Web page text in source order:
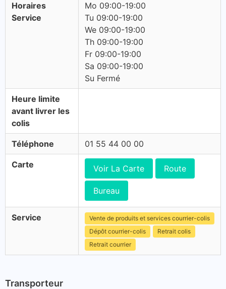
Horaires
Service
Mo 09:00-19:00
Tu 09:00-19:00
We 09:00-19:00
Th 09:00-19:00
Fr 09:00-19:00
Sa 09:00-19:00
Su Fermé
Heure limite
avant livrer les
colis
Téléphone 01 55 44 00 00
Carte Voir La Carte Route
Bureau
Service
Vente de produits et services courrier-colis
Dépôt courrier-colis
Retrait colis
Retrait courrier
Transporteur